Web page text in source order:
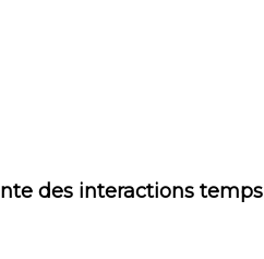
des interactions temps